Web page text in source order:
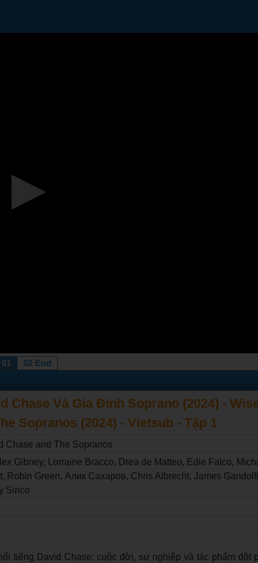
01
02 End
Chase Và Gia Đình Soprano (2024) -
Sopranos (2024) - Vietsub - Tập 1
Chase and The Sopranos
Gibney, Lorraine Bracco, Drea de Matteo, Edie Falco,
Robin Green, Алик Сахаров, Chris Albrecht, James
Sirico
tiếng David Chase: cuộc đời, sự nghiệp và tác phẩm đột